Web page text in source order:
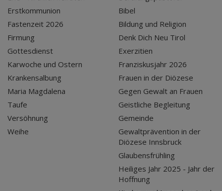
Erstkommunion
Fastenzeit 2026
Firmung
Gottesdienst
Karwoche und Ostern
Krankensalbung
Maria Magdalena
Taufe
Versöhnung
Weihe
Bibel
Bildung und Religion
Denk Dich Neu Tirol
Exerzitien
Franziskusjahr 2026
Frauen in der Diözese
Gegen Gewalt an Frauen
Geistliche Begleitung
Gemeinde
Gewaltprävention in der
Diözese Innsbruck
Glaubensfrühling
Heiliges Jahr 2025 - Jahr der
Hoffnung